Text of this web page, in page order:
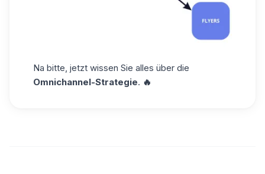
Na bitte, jetzt wissen Sie alles über die
Omnichannel-Strategie. 🔥